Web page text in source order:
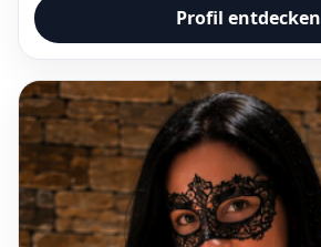
Profil entdecken